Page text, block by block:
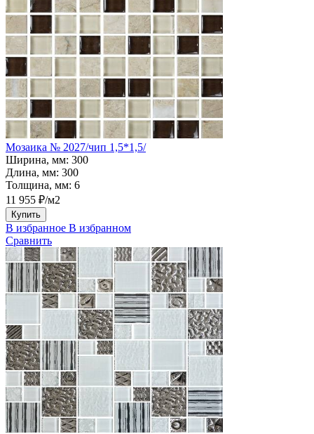
Мозаика № 2027/чип 1,5*1,5/
Ширина, мм: 300
Длина, мм: 300
Толщина, мм: 6
11 955 ₽/м2
Купить
В избранное В избранном
Сравнить